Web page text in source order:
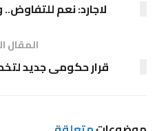
لاجارد: نعم للتفاوض..
المقال
قرار حكومى جديد